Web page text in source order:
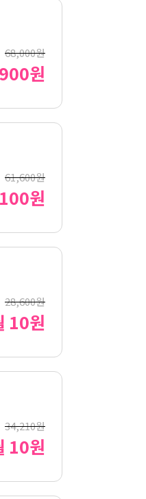
68,000원
원
61,600원
원
28,600원
10원
34,210원
10원